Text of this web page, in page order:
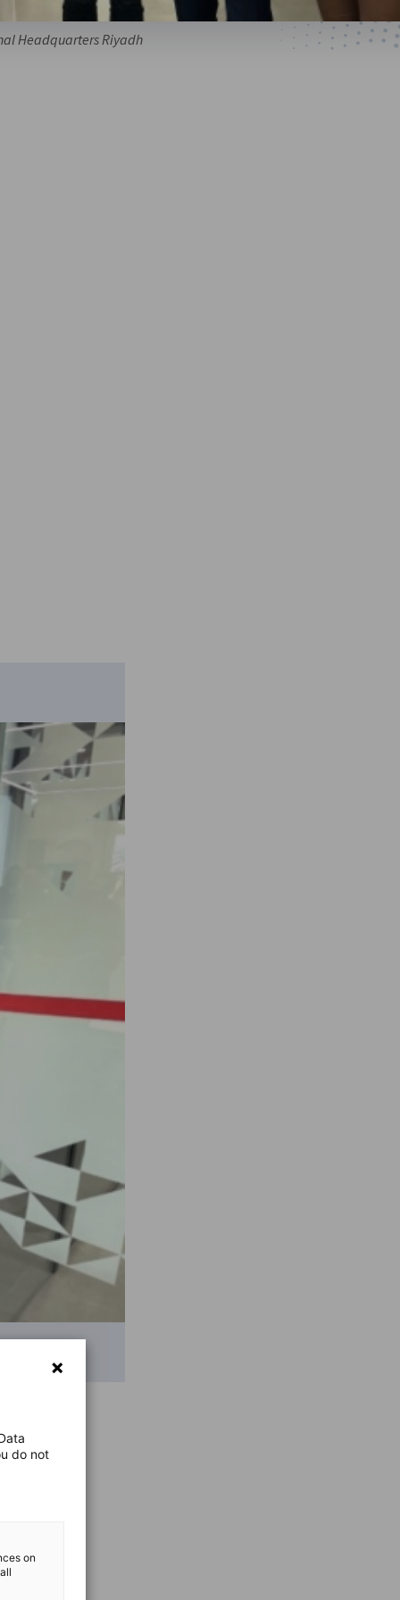
Headquarters Riyadh
do not
on